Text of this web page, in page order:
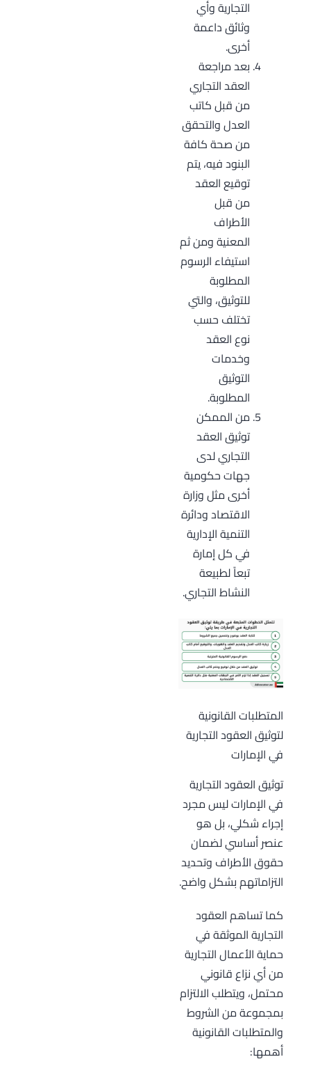
التجارية وأي
وثائق داعمة
أخرى.
بعد مراجعة
العقد التجاري
من قبل كاتب
العدل والتحقق
من صحة كافة
البنود فيه، يتم
توقيع العقد
من قبل
الأطراف
المعنية ومن ثم
استيفاء الرسوم
المطلوبة
للتوثيق، والتي
تختلف حسب
نوع العقد
وخدمات
التوثيق
المطلوبة.
من الممكن
توثيق العقد
التجاري لدى
جهات حكومية
أخرى مثل وزارة
الاقتصاد ودائرة
التنمية الإدارية
في كل إمارة
تبعاً لطبيعة
النشاط التجاري.
المتطلبات القانونية
لتوثيق العقود التجارية
في الإمارات
توثيق العقود التجارية
في الإمارات ليس مجرد
إجراء شكلي، بل هو
عنصر أساسي لضمان
حقوق الأطراف وتحديد
التزاماتهم بشكل واضح.
كما تساهم العقود
التجارية الموثقة في
حماية الأعمال التجارية
من أي نزاع قانوني
محتمل، ويتطلب الالتزام
بمجموعة من الشروط
والمتطلبات القانونية
أهمها: